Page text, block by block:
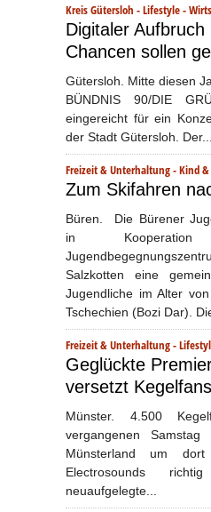
Kreis Gütersloh -Lifestyle-
Digitaler
Chancen sollen
Gütersloh. Mitte diesen
BÜNDNIS 90/DIE
eingereicht für ein
der Stadt Gütersloh. Der...
Freizeit & Unterhaltung-Kind
Zum Skifahren
Büren. Die Bürener
in
Salzkotten eine
Jugendliche im Alter
Tschechien (Bozi Dar).
Freizeit & Unterhaltung-
Geglückte
versetzt
Münster. 4.500
vergangenen
Münsterland um
Electrosounds
neuaufgelegte...